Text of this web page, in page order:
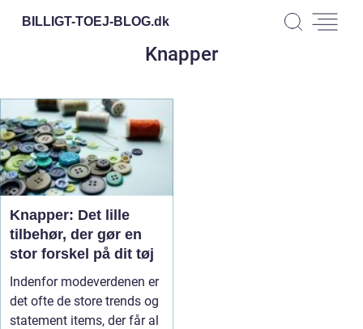
BILLIGT-TOEJ-BLOG.dk
Knapper
Knapper: Det lille
tilbehør, der gør en
stor forskel på dit tøj
Indenfor modeverdenen er
det ofte de store trends og
statement items, der får al